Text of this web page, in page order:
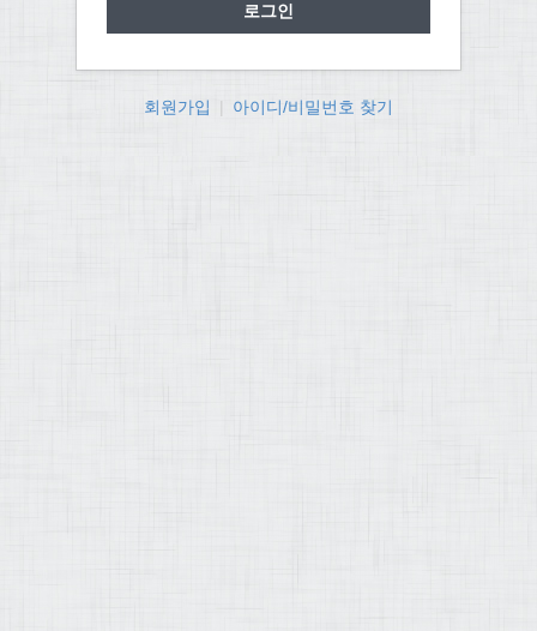
회원가입 아이디/비밀번호 찾기